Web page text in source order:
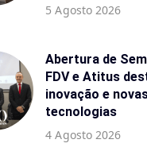
5 Agosto 2026
Abertura de
FDV e Atitus
inovação e
tecnologias
4 Agosto 2026